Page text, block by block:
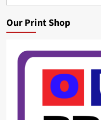
Our Print Shop